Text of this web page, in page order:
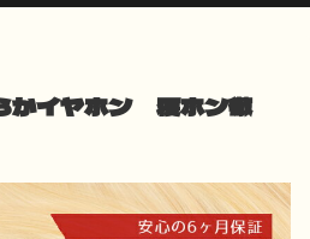
かイヤホン 寝ホン徹